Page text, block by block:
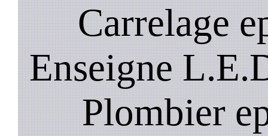
Carrelage
Enseigne
Plombier